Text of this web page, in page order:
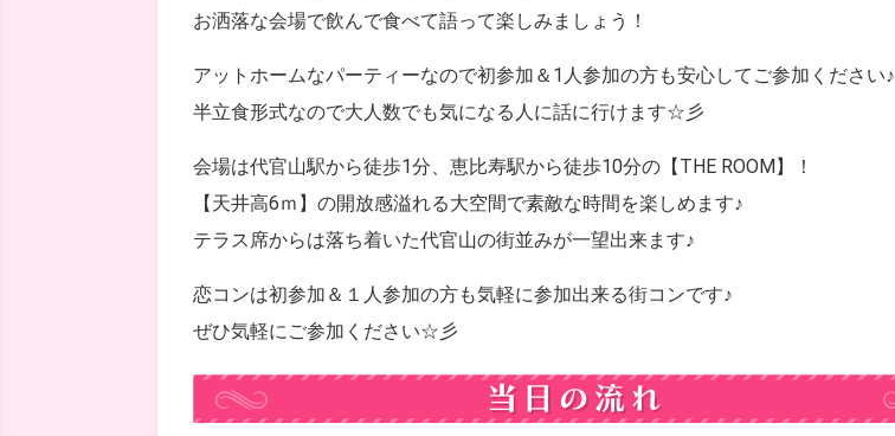
お洒落な会場で飲んで食べて語って楽しみましょう！
アットホームなパーティーなので初参加＆1人参加の方も安心してご参加ください♪
半立食形式なので大人数でも気になる人に話に行けます☆彡
会場は代官山駅から徒歩1分、恵比寿駅から徒歩10分の【THE ROOM】！
【天井高6ｍ】の開放感溢れる大空間で素敵な時間を楽しめます♪
テラス席からは落ち着いた代官山の街並みが一望出来ます♪
恋コンは初参加＆１人参加の方も気軽に参加出来る街コンです♪
ぜひ気軽にご参加ください☆彡